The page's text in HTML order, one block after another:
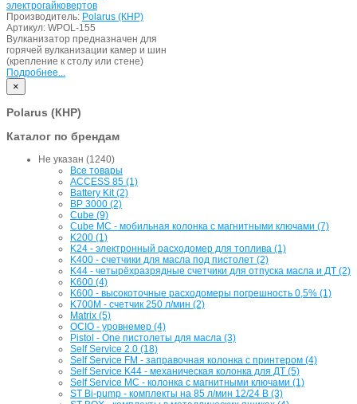
электрогайковертов
Производитель: Polarus (КНР)
Артикул: WPOL-155
Вулканизатор предназначен для
горячей вулканизации камер и шин
(крепление к столу или стене)
Подробнее...
×
Polarus (КНР)
Каталог по брендам
Не указан (1240)
Все товары
ACCESS 85 (1)
Battery Kit (2)
BP 3000 (2)
Cube (9)
Cube MC - мобильная колонка с магнитными ключами (7)
K200 (1)
K24 - электронный расходомер для топлива (1)
K400 - счетчики для масла под пистолет (2)
K44 - четырёхразрядные счетчики для отпуска масла и ДТ (2)
K600 (4)
K600 - высокоточные расходомеры погрешность 0,5% (1)
K700M - счетчик 250 л/мин (2)
Matrix (5)
OCIO - уровнемер (4)
Pistol - One пистолеты для масла (3)
Self Service 2.0 (18)
Self Service FM - заправочная колонка с принтером (4)
Self Service K44 - механическая колонка для ДТ (5)
Self Service MC - колонка с магнитными ключами (1)
ST Bi-pump - комплекты на 85 л/мин 12/24 В (3)